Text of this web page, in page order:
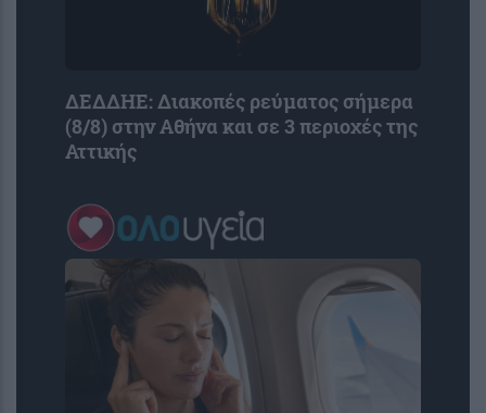
ΔΕΔΔΗΕ: Διακοπές ρεύματος σήμερα
(8/8) στην Αθήνα και σε 3 περιοχές της
Αττικής